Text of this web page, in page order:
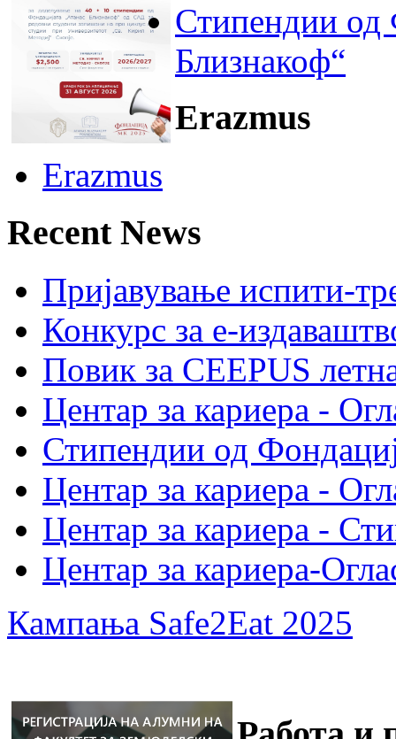
Стипендии од
Близнакоф“
Erazmus
Erazmus
Recent News
Пријавување испити-
Конкурс за е-
Повик за CEEPUS
Центар за кариера -
Стипендии од
Центар за кариера -
Центар за кариера -
Центар за кариера-
Кампања Safe2Eat 2025